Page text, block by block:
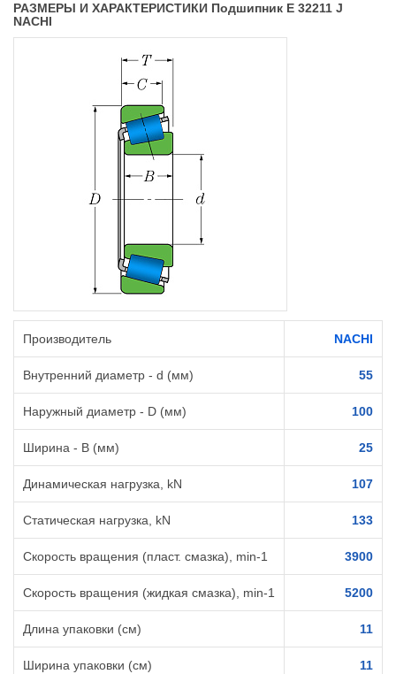
РАЗМЕРЫ И ХАРАКТЕРИСТИКИ Подшипник E 32211 J
NACHI
Производитель NACHI
Внутренний диаметр - d (мм) 55
Наружный диаметр - D (мм) 100
Ширина - B (мм) 25
Динамическая нагрузка, kN 107
Статическая нагрузка, kN 133
Скорость вращения (пласт. смазка), min-1 3900
Скорость вращения (жидкая смазка), min-1 5200
Длина упаковки (см) 11
Ширина упаковки (см) 11